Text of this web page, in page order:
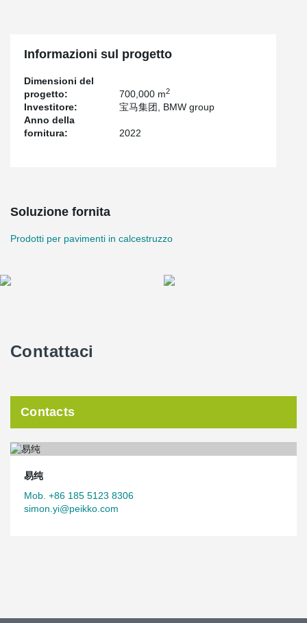
Informazioni sul progetto
Dimensioni del
progetto:
700,000 m2
Investitore:
宝马集团, BMW group
Anno della
fornitura:
2022
Soluzione fornita
Prodotti per pavimenti in calcestruzzo
Contattaci
Contacts
易纯
Mob. +86 185 5123 8306
simon.yi@peikko.com